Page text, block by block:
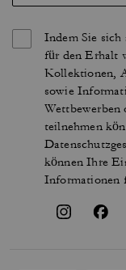
Indem Sie
für den Erhalt
Kollektionen,
sowie
Wettbewerben
teilnehmen
können Ihre
Informationen